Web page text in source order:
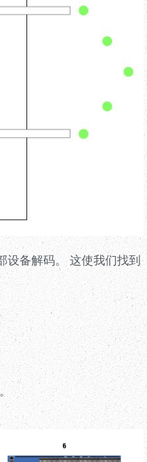
设备解码。 这使我们找到